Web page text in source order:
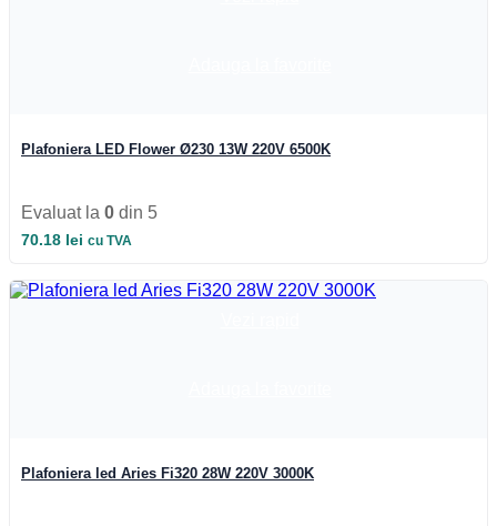
Module LED
Plafoniera LED Flower Ø230 13W 220V 6500K
Evaluat la 0 din 5
70.18 lei cu TVA
Plafoniera led Aries Fi320 28W 220V 3000K